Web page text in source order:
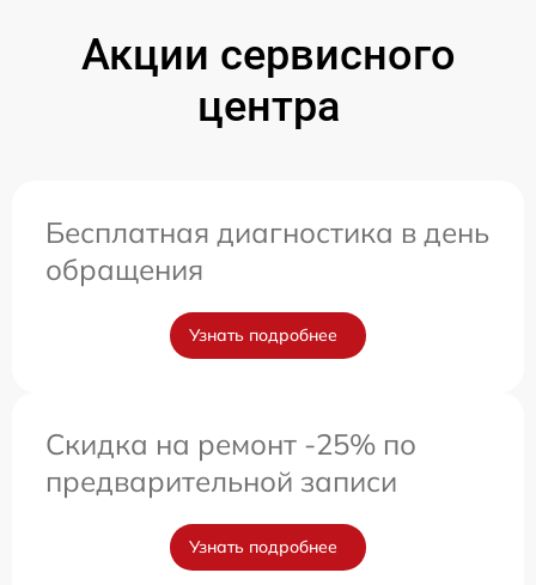
Акции сервисного
центра
Бесплатная диагностика в день
обращения
Узнать подробнее
Скидка на ремонт -25% по
предварительной записи
Узнать подробнее